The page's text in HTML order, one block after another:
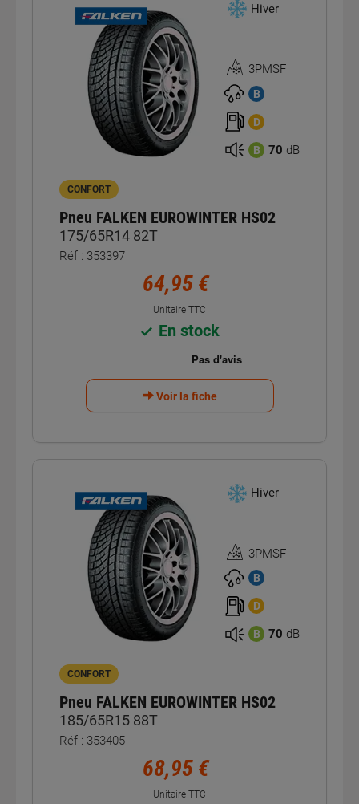
Hiver
Homologation
3PMSF
3PMSF
B
D
B 70 dB
CONFORT
Pneu FALKEN EUROWINTER HS02
175/65R14 82T
Réf : 353397
64,95 €
Unitaire TTC
En stock
Voir la fiche
Hiver
Homologation
3PMSF
3PMSF
B
D
B 70 dB
CONFORT
Pneu FALKEN EUROWINTER HS02
185/65R15 88T
Réf : 353405
68,95 €
Unitaire TTC